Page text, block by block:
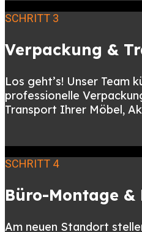
SCHRITT 3
Verpackung &
Los geht’s! Unser Team
professionelle
Transport Ihrer Möbel,
SCHRITT 4
Büro-Montage
Am neuen Standort